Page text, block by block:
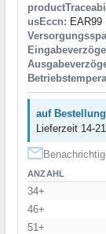
usEccn: EAR99
auf
Lieferzeit 14-
ANZAHL
34+
46+
51+